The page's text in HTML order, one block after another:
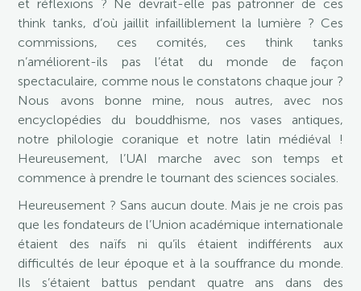
et réflexions ? Ne devrait-elle pas patronner de ces
think tanks, d’où jaillit infailliblement la lumière ? Ces
commissions, ces comités, ces think tanks
n’améliorent-ils pas l’état du monde de façon
spectaculaire, comme nous le constatons chaque jour ?
Nous avons bonne mine, nous autres, avec nos
encyclopédies du bouddhisme, nos vases antiques,
notre philologie coranique et notre latin médiéval !
Heureusement, l’UAI marche avec son temps et
commence à prendre le tournant des sciences sociales.
Heureusement ? Sans aucun doute. Mais je ne crois pas
que les fondateurs de l’Union académique internationale
étaient des naïfs ni qu’ils étaient indifférents aux
difficultés de leur époque et à la souffrance du monde.
Ils s’étaient battus pendant quatre ans dans des